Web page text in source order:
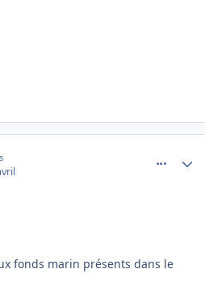
fonds marin présents dans le